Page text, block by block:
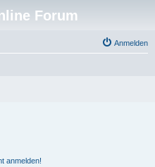
Forum
Anmelden
anmelden!